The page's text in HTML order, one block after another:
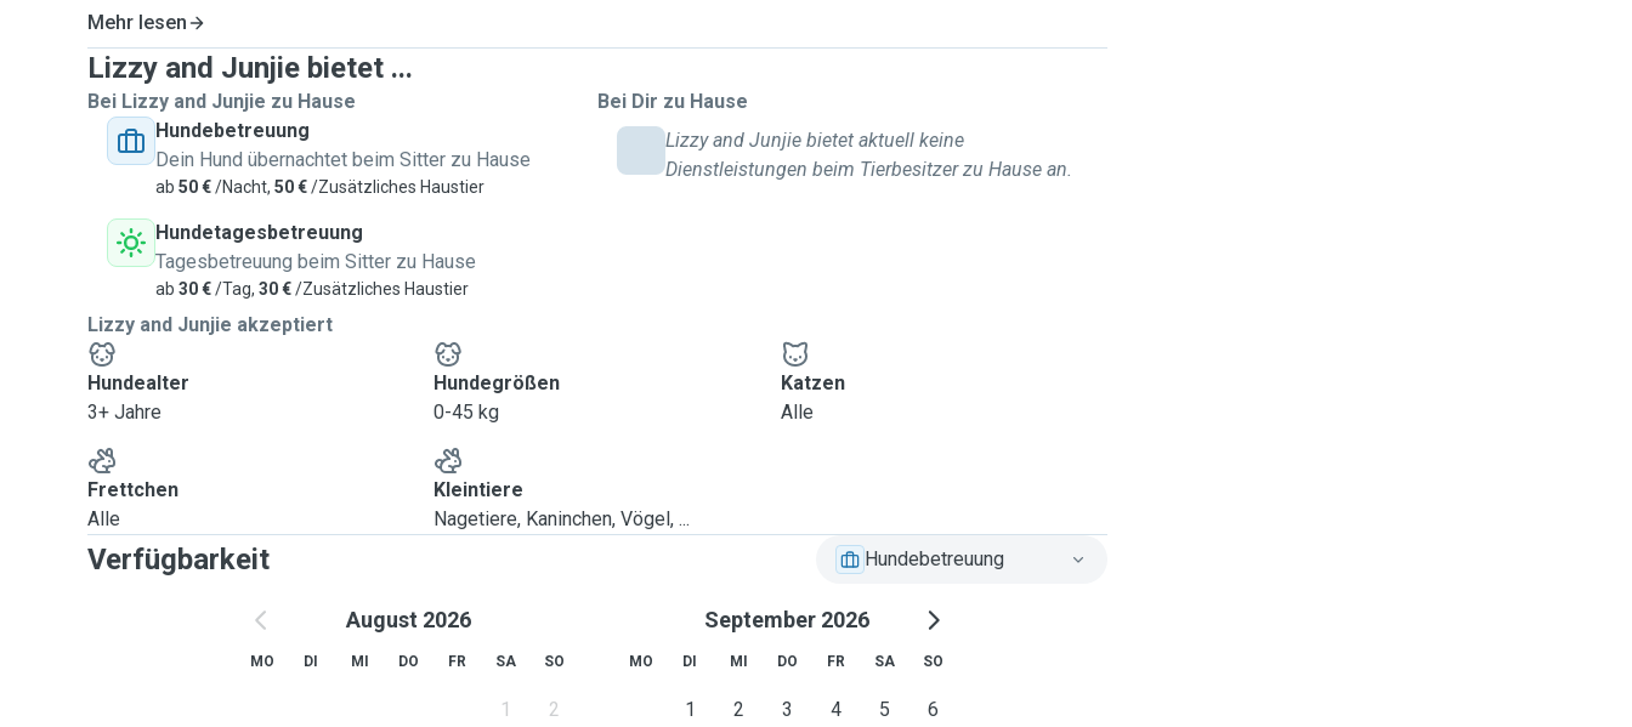
same time, but to provide the best experience for your little we prefer to keep
only one at the time. We live in an appartement but we own the place then don't
worry.. It means the owner will never tell your little ones to do not be noisy and
happy around.. Because we are the owners..
We do not have patio but we have a lotttt of green space around and we work
from home, then we will be happy to have several breaks per day to walk around
with them.
Let us know their likes and dislikes and we will be happy to handle them. They
will spend the day indoor next to us and we are ok to accommodate their beds
next to us for a better supervision.
We speak 8 languages: English, Luxembourgish, French, Spanish, Chinese,
German and I understand a little of Italian and Portuguese.
You can come with your little ones to check how we all interact and match before
you let them with us.
Mehr lesen
Lizzy and Junjie bietet ...
Bei Lizzy and Junjie zu Hause
Hundebetreuung
Dein Hund übernachtet beim Sitter zu Hause
ab 50 €/Nacht, 50 €/Zusätzliches Haustier
Hundetagesbetreuung
Tagesbetreuung beim Sitter zu Hause
ab 30 €/Tag, 30 €/Zusätzliches Haustier
Bei Dir zu Hause
Lizzy and Junjie bietet aktuell keine
Dienstleistungen beim Tierbesitzer zu Hause an.
Lizzy and Junjie akzeptiert
Hundealter
3+ Jahre
Hundegrößen
0-45 kg
Katzen
Alle
Frettchen
Alle
Kleintiere
Nagetiere, Kaninchen, Vögel, ...
Verfügbarkeit Hundebetreuung
August 2026
MO DI MI DO FR SA SO
1 2
September 2026
MO DI MI DO FR SA SO
1 2 3 4 5 6